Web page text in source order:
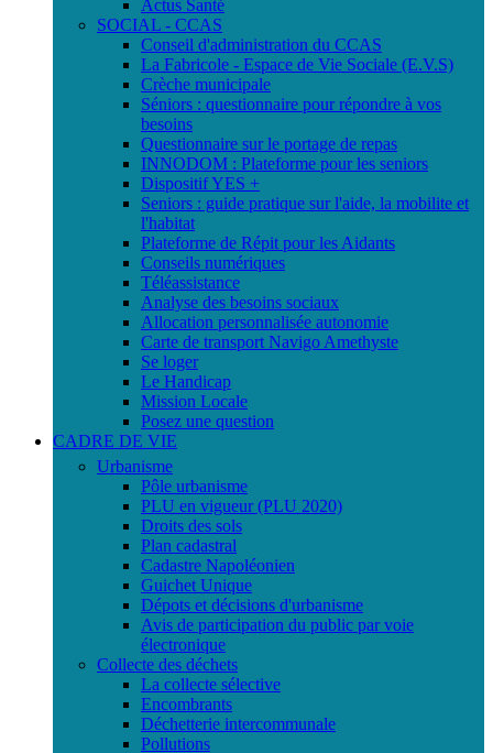
Actus Santé
SOCIAL - CCAS
Conseil d'administration du CCAS
La Fabricole - Espace de Vie Sociale (E.V.S)
Crèche municipale
Séniors : questionnaire pour répondre à vos
besoins
Questionnaire sur le portage de repas
INNODOM : Plateforme pour les seniors
Dispositif YES +
Seniors : guide pratique sur l'aide, la mobilite et
l'habitat
Plateforme de Répit pour les Aidants
Conseils numériques
Téléassistance
Analyse des besoins sociaux
Allocation personnalisée autonomie
Carte de transport Navigo Amethyste
Se loger
Le Handicap
Mission Locale
Posez une question
CADRE DE VIE
Urbanisme
Pôle urbanisme
PLU en vigueur (PLU 2020)
Droits des sols
Plan cadastral
Cadastre Napoléonien
Guichet Unique
Dépots et décisions d'urbanisme
Avis de participation du public par voie
électronique
Collecte des déchets
La collecte sélective
Encombrants
Déchetterie intercommunale
Pollutions